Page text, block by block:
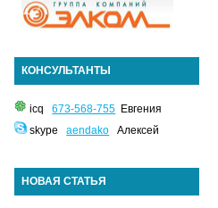
КОНСУЛЬТАНТЫ
icq673-568-755 Евгения
skypeaendako Алексей
НОВАЯ СТАТЬЯ